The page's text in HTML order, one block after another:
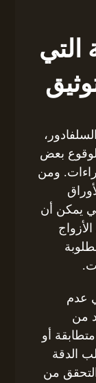
التي
بعض
ومن
يمكن أن
عدم
من
أو
الدقة
من